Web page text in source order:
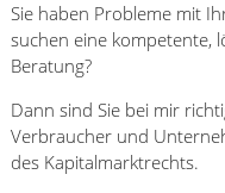
Sie haben Probleme mit
suchen eine kompetente,
Beratung?
Dann sind Sie bei mir
Verbraucher und
des Kapitalmarktrechts.